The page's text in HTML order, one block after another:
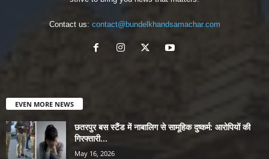
Contact us: contact@bundelkhandsamachar.com
EVEN MORE NEWS
छतरपुर बस स्टैंड में नाबालिग से सामूहिक दुष्कर्म: आरोपियों की
गिरफ्तारी...
May 16, 2026